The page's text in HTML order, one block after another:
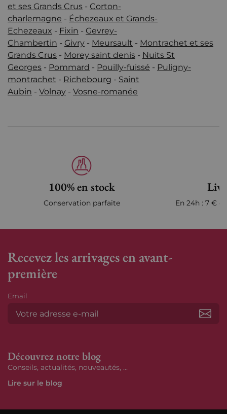
et ses Grands Crus - Corton-
charlemagne - Échezeaux et Grands-
Echezeaux - Fixin - Gevrey-
Chambertin - Givry - Meursault - Montrachet et ses
Grands Crus - Morey saint denis - Nuits St
Georges - Pommard - Pouilly-fuissé - Puligny-
montrachet - Richebourg - Saint
Aubin - Volnay - Vosne-romanée
100% en stock
Conservation parfaite En 24h : 7 €
Recevez les arrivages en avant-
première
Email
Découvrez notre blog
Conseils, actualités, nouveautés, ...
Lire sur le blog